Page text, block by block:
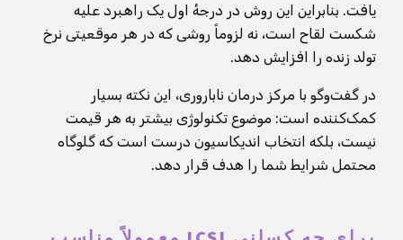
یافت. بنابراین این روش در درجهٔ اول یک راهبرد علیه
شکست لقاح است، نه لزوماً روشی که در هر موقعیتی نرخ
تولد زنده را افزایش دهد.
در گفت‌وگو با مرکز درمان ناباروری، این نکته بسیار
کمک‌کننده است: موضوع تکنولوژی بیشتر به هر قیمت
نیست، بلکه انتخاب اندیکاسیون درست است که گلوگاه
محتمل شرایط شما را هدف قرار دهد.